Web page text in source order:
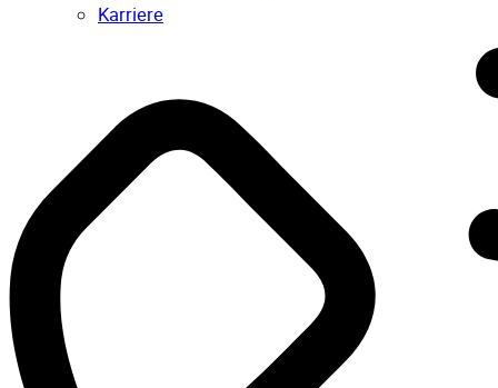
Karriere